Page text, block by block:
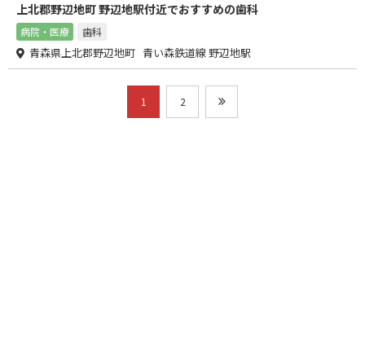
上北郡野辺地町 野辺地駅付近でおすすめの歯科
病院・医療 歯科
青森県上北郡野辺地町 青い森鉄道線 野辺地駅
1 2